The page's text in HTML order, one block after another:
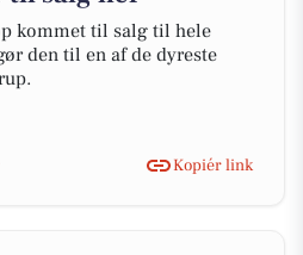
kommet til salg til hele
den til en af de dyreste
Kopiér link